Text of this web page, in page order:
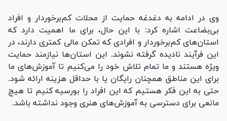
وی در ادامه به دغدغه حمایت از محلات کم‌برخوردار و افراد
بی‌بضاعت اشاره کرد: با این حال، برای ما اهمیت دارد که
استان‌های کم‌برخوردار و افرادی که تمکن مالی کمتری دارند، در
این فرآیند نادیده گرفته نشوند. این استان‌ها نیازمند حمایت
ویژه هستند و ما تمام تلاش خود را می‌کنیم تا آموزش‌های ما
برای این مناطق همچنان رایگان یا با حداقل هزینه ارائه شود.
حتی به این فکر هستیم که این افراد را بورسیه کنیم تا هیچ
مانعی برای دسترسی به آموزش‌های هنری وجود نداشته باشد.